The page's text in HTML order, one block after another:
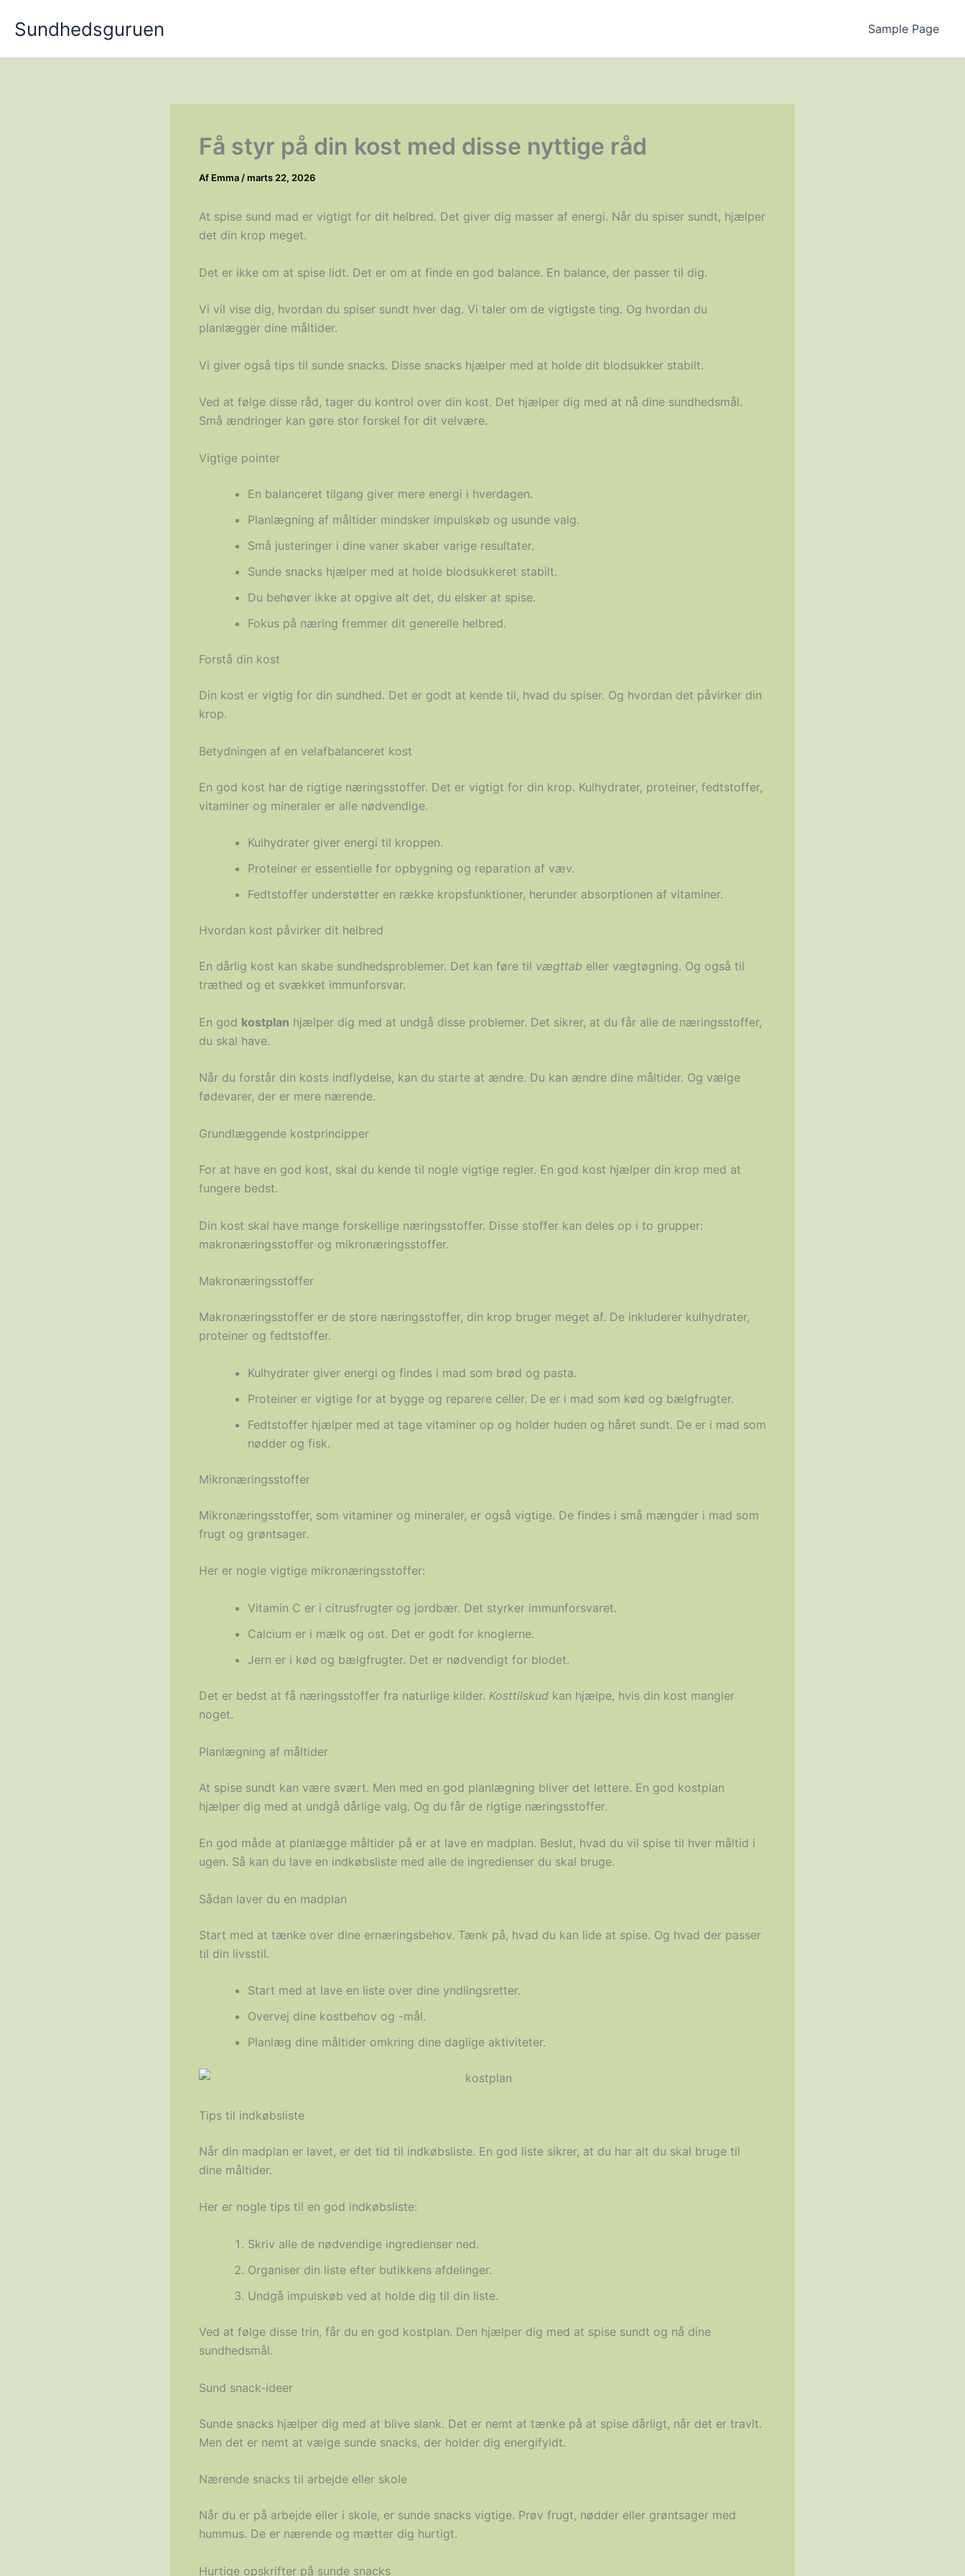
Sundhedsguruen Sample Page
Få styr på din kost med disse nyttige råd
Af Emma /marts 22, 2026
At spise sund mad er vigtigt for dit helbred. Det giver dig masser af energi. Når du spiser sundt, hjælper
det din krop meget.
Det er ikke om at spise lidt. Det er om at finde en god balance. En balance, der passer til dig.
Vi vil vise dig, hvordan du spiser sundt hver dag. Vi taler om de vigtigste ting. Og hvordan du
planlægger dine måltider.
Vi giver også tips til sunde snacks. Disse snacks hjælper med at holde dit blodsukker stabilt.
Ved at følge disse råd, tager du kontrol over din kost. Det hjælper dig med at nå dine sundhedsmål.
Små ændringer kan gøre stor forskel for dit velvære.
Vigtige pointer
En balanceret tilgang giver mere energi i hverdagen.
Planlægning af måltider mindsker impulskøb og usunde valg.
Små justeringer i dine vaner skaber varige resultater.
Sunde snacks hjælper med at holde blodsukkeret stabilt.
Du behøver ikke at opgive alt det, du elsker at spise.
Fokus på næring fremmer dit generelle helbred.
Forstå din kost
Din kost er vigtig for din sundhed. Det er godt at kende til, hvad du spiser. Og hvordan det påvirker din
krop.
Betydningen af en velafbalanceret kost
En god kost har de rigtige næringsstoffer. Det er vigtigt for din krop. Kulhydrater, proteiner, fedtstoffer,
vitaminer og mineraler er alle nødvendige.
Kulhydrater giver energi til kroppen.
Proteiner er essentielle for opbygning og reparation af væv.
Fedtstoffer understøtter en række kropsfunktioner, herunder absorptionen af vitaminer.
Hvordan kost påvirker dit helbred
En dårlig kost kan skabe sundhedsproblemer. Det kan føre til vægttab eller vægtøgning. Og også til
træthed og et svækket immunforsvar.
En god kostplan hjælper dig med at undgå disse problemer. Det sikrer, at du får alle de næringsstoffer,
du skal have.
Når du forstår din kosts indflydelse, kan du starte at ændre. Du kan ændre dine måltider. Og vælge
fødevarer, der er mere nærende.
Grundlæggende kostprincipper
For at have en god kost, skal du kende til nogle vigtige regler. En god kost hjælper din krop med at
fungere bedst.
Din kost skal have mange forskellige næringsstoffer. Disse stoffer kan deles op i to grupper:
makronæringsstoffer og mikronæringsstoffer.
Makronæringsstoffer
Makronæringsstoffer er de store næringsstoffer, din krop bruger meget af. De inkluderer kulhydrater,
proteiner og fedtstoffer.
Kulhydrater giver energi og findes i mad som brød og pasta.
Proteiner er vigtige for at bygge og reparere celler. De er i mad som kød og bælgfrugter.
Fedtstoffer hjælper med at tage vitaminer op og holder huden og håret sundt. De er i mad som
nødder og fisk.
Mikronæringsstoffer
Mikronæringsstoffer, som vitaminer og mineraler, er også vigtige. De findes i små mængder i mad som
frugt og grøntsager.
Her er nogle vigtige mikronæringsstoffer:
Vitamin C er i citrusfrugter og jordbær. Det styrker immunforsvaret.
Calcium er i mælk og ost. Det er godt for knoglerne.
Jern er i kød og bælgfrugter. Det er nødvendigt for blodet.
Det er bedst at få næringsstoffer fra naturlige kilder. Kosttilskud kan hjælpe, hvis din kost mangler
noget.
Planlægning af måltider
At spise sundt kan være svært. Men med en god planlægning bliver det lettere. En god kostplan
hjælper dig med at undgå dårlige valg. Og du får de rigtige næringsstoffer.
En god måde at planlægge måltider på er at lave en madplan. Beslut, hvad du vil spise til hver måltid i
ugen. Så kan du lave en indkøbsliste med alle de ingredienser du skal bruge.
Sådan laver du en madplan
Start med at tænke over dine ernæringsbehov. Tænk på, hvad du kan lide at spise. Og hvad der passer
til din livsstil.
Start med at lave en liste over dine yndlingsretter.
Overvej dine kostbehov og -mål.
Planlæg dine måltider omkring dine daglige aktiviteter.
Tips til indkøbsliste
Når din madplan er lavet, er det tid til indkøbsliste. En god liste sikrer, at du har alt du skal bruge til
dine måltider.
Her er nogle tips til en god indkøbsliste:
Skriv alle de nødvendige ingredienser ned.
Organiser din liste efter butikkens afdelinger.
Undgå impulskøb ved at holde dig til din liste.
Ved at følge disse trin, får du en god kostplan. Den hjælper dig med at spise sundt og nå dine
sundhedsmål.
Sund snack-ideer
Sunde snacks hjælper dig med at blive slank. Det er nemt at tænke på at spise dårligt, når det er travlt.
Men det er nemt at vælge sunde snacks, der holder dig energifyldt.
Nærende snacks til arbejde eller skole
Når du er på arbejde eller i skole, er sunde snacks vigtige. Prøv frugt, nødder eller grøntsager med
hummus. De er nærende og mætter dig hurtigt.
Hurtige opskrifter på sunde snacks